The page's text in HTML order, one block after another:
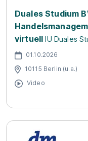
Duales Studium
virtuell IU Duales
01.10.2026
10115 Berlin (u.a.)
Video